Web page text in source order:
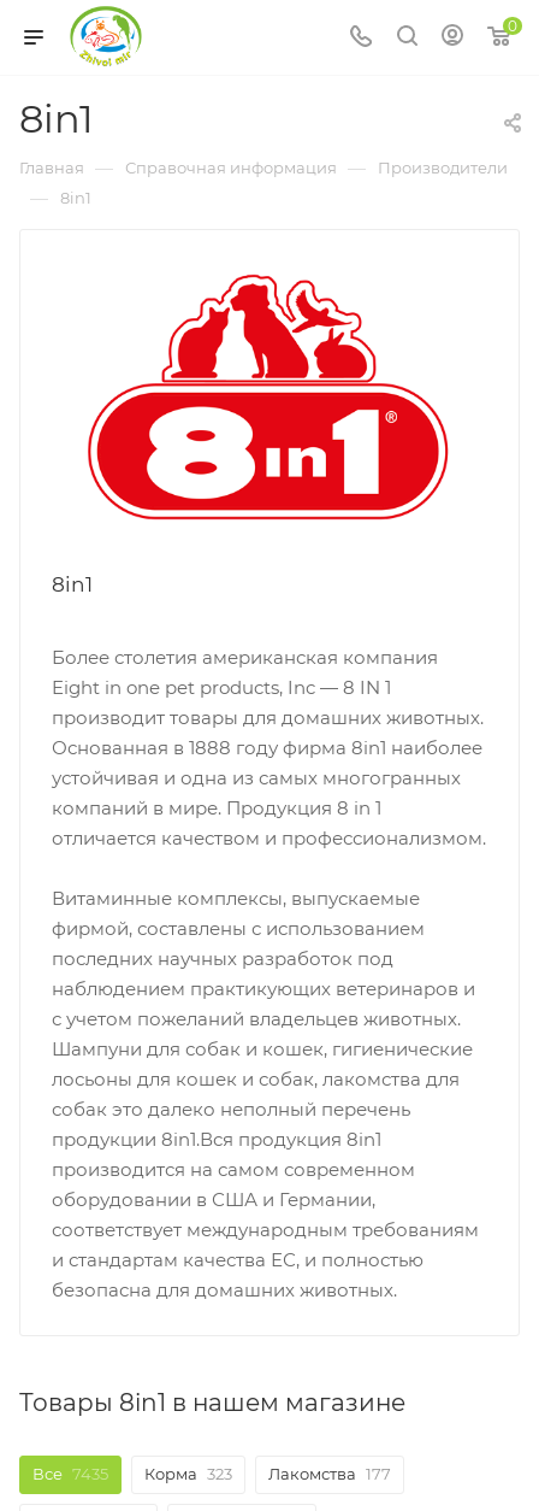
0
8in1
Главная — Справочная информация — Производители
— 8in1
8in1
Более столетия американская компания
Eight in one pet products, Inc — 8 IN 1
производит товары для домашних животных.
Основанная в 1888 году фирма 8in1 наиболее
устойчивая и одна из самых многогранных
компаний в мире. Продукция 8 in 1
отличается качеством и профессионализмом.
Витаминные комплексы, выпускаемые
фирмой, составлены с использованием
последних научных разработок под
наблюдением практикующих ветеринаров и
с учетом пожеланий владельцев животных.
Шампуни для собак и кошек, гигиенические
лосьоны для кошек и собак, лакомства для
собак это далеко неполный перечень
продукции 8in1.Вся продукция 8in1
производится на самом современном
оборудовании в США и Германии,
соответствует международным требованиям
и стандартам качества ЕС, и полностью
безопасна для домашних животных.
Товары 8in1 в нашем магазине
Все 7435 Корма 323 Лакомства 177